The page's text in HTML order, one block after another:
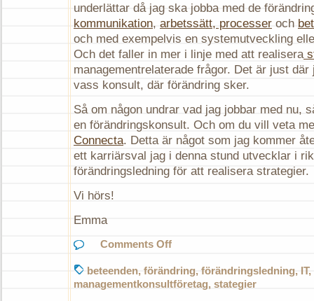
underlättar då jag ska jobba med de
kommunikation, arbetssätt, processer och
och med exempelvis en systemutveckling
Och det faller in mer i linje med att realisera
managementrelaterade frågor. Det är just
vass konsult, där förändring sker.
Så om någon undrar vad jag jobbar med nu,
en förändringskonsult. Och om du vill veta
Connecta. Detta är något som jag kommer
ett karriärsval jag i denna stund utvecklar i
förändringsledning för att realisera strategier.
Vi hörs!
Emma
Comments Off
jobbar
du
beteenden, förändring, förändringsledning, IT,
managementkonsultföretag, stategier